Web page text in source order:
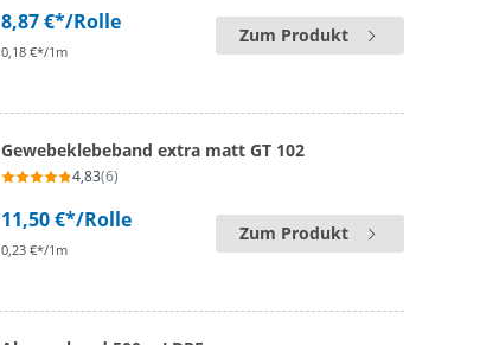
8,87 €*/Rolle
0,18 €*/1m
Zum Produkt
Gewebeklebeband extra matt GT 102
4,83(6)
11,50 €*/Rolle
0,23 €*/1m
Zum Produkt